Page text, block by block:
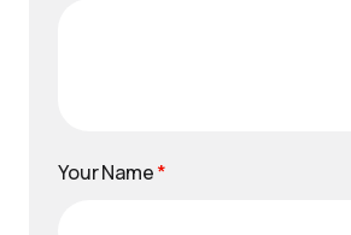
Your Name*